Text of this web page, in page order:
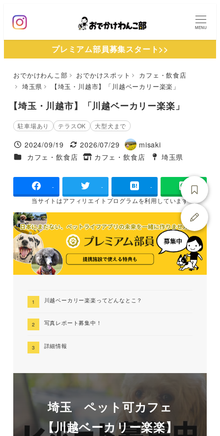
ン
MENU
プレミアム部員募集スタート>>
おでかけわんこ部 おでかけスポット
カフェ・飲食店
埼玉県
【埼玉・川越市】「川越ベーカリー楽楽」
【埼玉・川越市】「川越ベーカリー楽楽」
駐車場あり テラスOK 大型犬まで
投稿日
2024/09/19
更新日
2026/07/29
著
者
misaki
施設ジャンル
カフェ・飲食店
タグ
カフェ・飲食店
タグ
埼玉県
- - -
当サイトはアフィリエイトプログラムを利用しています
川越ベーカリー楽楽ってどんなとこ？
写真レポート募集中！
詳細情報
埼玉 ペット可カフェ
【川越ベーカリー楽楽】